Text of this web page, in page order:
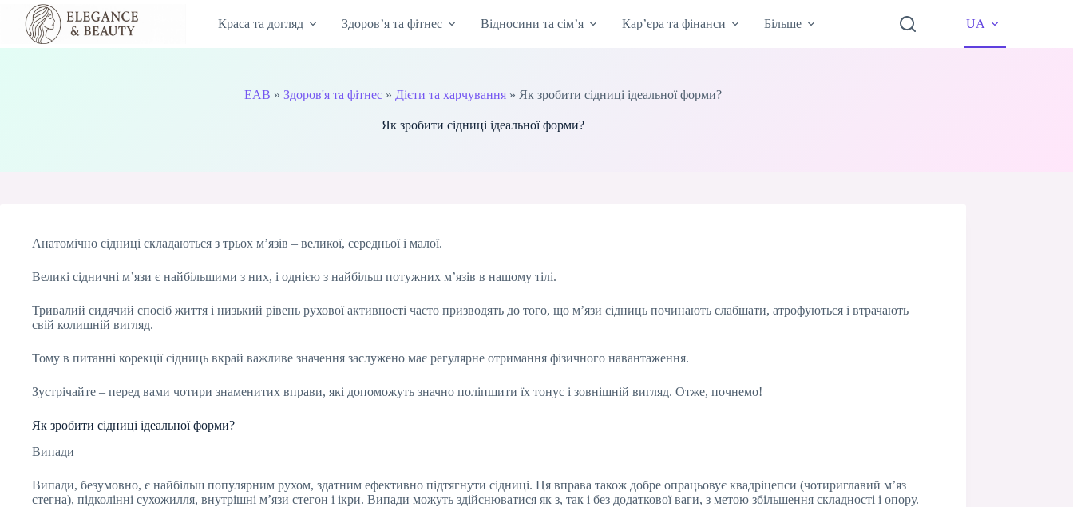
Перейти
вмісту
Краса та догляд Здоров’я та фітнес Відносини та сім’я Кар’єра та фінанси Більше UA
EAB » Здоров'я та фітнес» Дієти та харчування» Як зробити сідниці ідеальної форми?
Як зробити сідниці ідеальної форми?
Анатомічно сідниці складаються з трьох м’язів – великої, середньої і малої.
Великі сідничні м’язи є найбільшими з них, і однією з найбільш потужних м’язів в нашому тілі.
Тривалий сидячий спосіб життя і низький рівень рухової активності часто призводять до того, що м’язи сідниць починають слабшати, атрофуються і втрачають
свій колишній вигляд.
Тому в питанні корекції сідниць вкрай важливе значення заслужено має регулярне отримання фізичного навантаження.
Зустрічайте – перед вами чотири знаменитих вправи, які допоможуть значно поліпшити їх тонус і зовнішній вигляд. Отже, почнемо!
Як зробити сідниці ідеальної форми?
Випади
Випади, безумовно, є найбільш популярним рухом, здатним ефективно підтягнути сідниці. Ця вправа також добре опрацьовує квадріцепси (чотириглавий м’яз
стегна), підколінні сухожилля, внутрішні м’язи стегон і ікри. Випади можуть здійснюватися як з, так і без додаткової ваги, з метою збільшення складності і опору.